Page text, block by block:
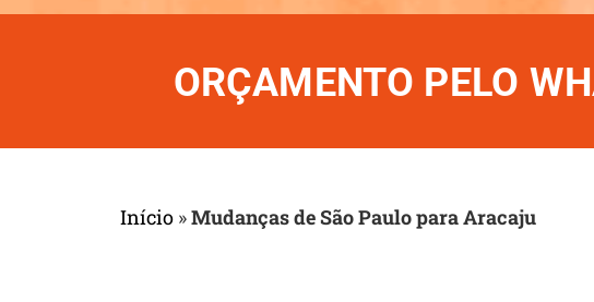
ORÇAMENTO PELO
Início »Mudanças de São Paulo para Aracaju